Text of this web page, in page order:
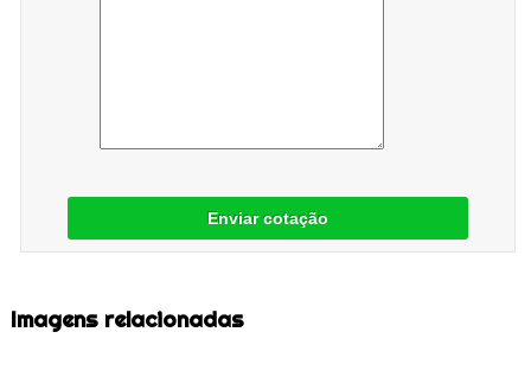
Enviar cotação
Imagens relacionadas